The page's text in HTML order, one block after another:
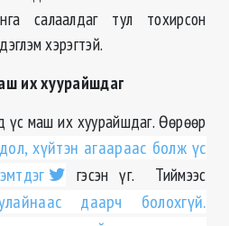
салаалдаг тул тохирсон
хэрэгтэй.
их хуурайшдаг
үс маш их хуурайшдаг. Өөрөөр
хүйтэн агаараас болж үс
гэсэн үг. Тиймээс
даарч болохгүй.